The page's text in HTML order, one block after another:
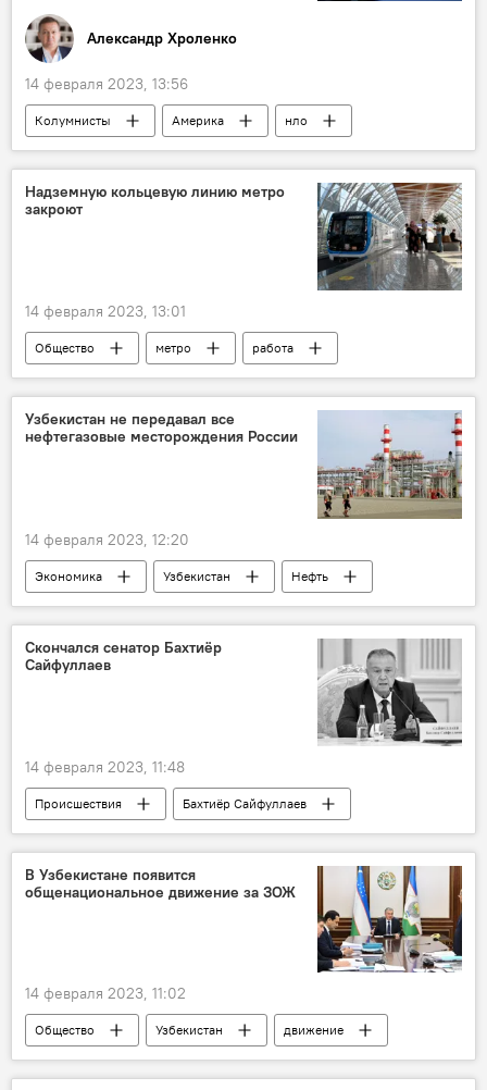
Александр Хроленко
14 февраля 2023, 13:56
Колумнисты Америка
нло
мнение эксперта
Надземную кольцевую линию метро
закроют
14 февраля 2023, 13:01
Общество метро
работа
Ташкентский метрополитен
Узбекистан не передавал все
нефтегазовые месторождения России
14 февраля 2023, 12:20
Экономика Узбекистан
Нефть
газ
месторождение Россия
Скончался сенатор Бахтиёр
Сайфуллаев
14 февраля 2023, 11:48
Происшествия Бахтиёр Сайфуллаев
В Узбекистане появится
общенациональное движение за ЗОЖ
14 февраля 2023, 11:02
Общество Узбекистан
движение
ЗОЖ